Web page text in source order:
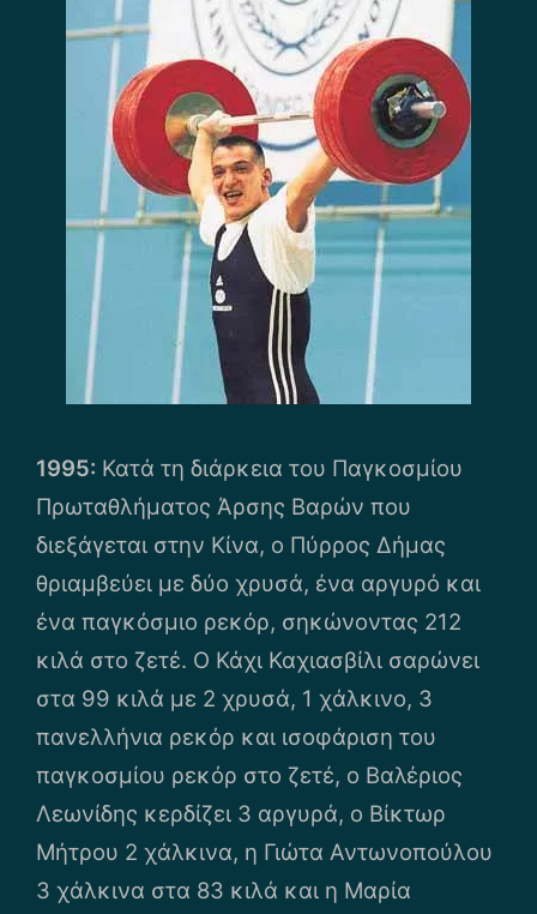
1995: Κατά τη διάρκεια του Παγκοσμίου
Πρωταθλήματος Άρσης Βαρών που
διεξάγεται στην Κίνα, ο Πύρρος Δήμας
θριαμβεύει με δύο χρυσά, ένα αργυρό και
ένα παγκόσμιο ρεκόρ, σηκώνοντας 212
κιλά στο ζετέ. Ο Κάχι Καχιασβίλι σαρώνει
στα 99 κιλά με 2 χρυσά, 1 χάλκινο, 3
πανελλήνια ρεκόρ και ισοφάριση του
παγκοσμίου ρεκόρ στο ζετέ, ο Βαλέριος
Λεωνίδης κερδίζει 3 αργυρά, ο Βίκτωρ
Μήτρου 2 χάλκινα, η Γιώτα Αντωνοπούλου
3 χάλκινα στα 83 κιλά και η Μαρία